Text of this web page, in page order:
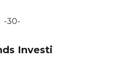
-30-
Investi